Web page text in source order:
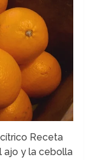
Receta
ajo y la cebolla